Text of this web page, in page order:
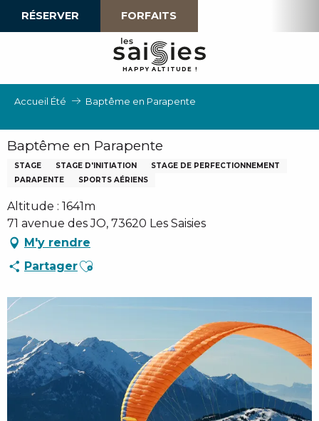
RÉSERVER FORFAITS
HAPPY ALTI TU D E !
Accueil Été Baptême en Parapente
Baptême en Parapente
STAGE STAGE D'INITIATION
STAGE DE PERFECTIONNEMENT
PARAPENTE
SPORTS AÉRIENS
Altitude : 1641m
71 avenue des JO, 73620 Les Saisies
M'y rendre
PartagerAjouter aux favoris